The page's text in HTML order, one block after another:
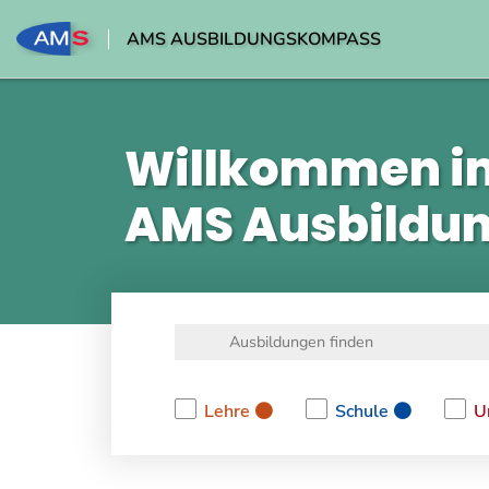
AMS AUSBILDUNGSKOMPASS
Willkommen
AMS
Lehre
Schule